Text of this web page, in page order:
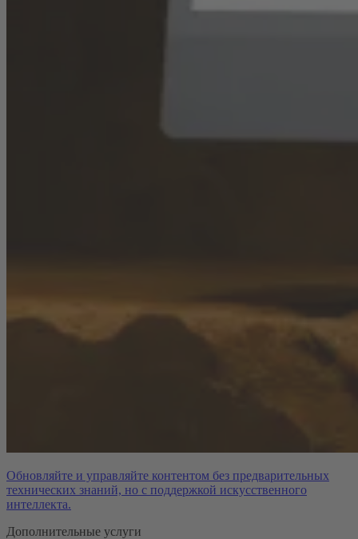
Обновляйте и управляйте контентом без предварительных
технических знаний, но с поддержкой искусственного
интеллекта.
Дополнительные услуги